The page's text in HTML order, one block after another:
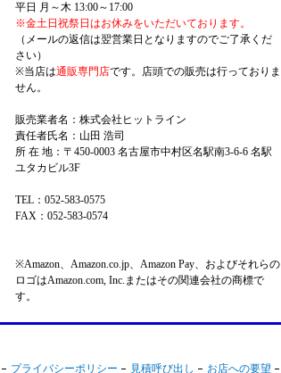
平日 月～木 13:00～17:00
※金土日祝祭日はお休みをいただいております。
（メールの返信は翌営業日となりますのでご了承くだ
さい）
※当店は通販専門店です。店頭での販売は行っておりま
せん。
販売業者名：株式会社ヒットライン
責任者氏名：山田 浩司
所 在 地：〒450-0003 名古屋市中村区名駅南3-6-6 名駅
ユタカビル3F
TEL：052-583-0575
FAX：052-583-0574
※Amazon、Amazon.co.jp、Amazon Pay、およびそれらの
ロゴはAmazon.com, Inc.またはその関連会社の商標で
す。
プライバシーポリシー 見積呼び出し お店への要望